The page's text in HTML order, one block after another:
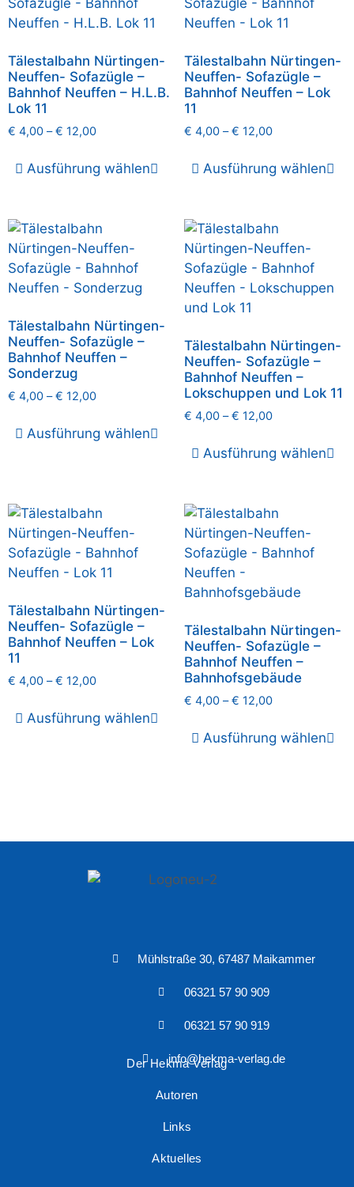
Tälestalbahn Nürtingen-
Neuffen- Sofazügle –
Bahnhof Neuffen – H.L.B.
Lok 11
€ 4,00 –€ 12,00
Ausführung wählen
Tälestalbahn Nürtingen-
Neuffen- Sofazügle –
Bahnhof Neuffen – Lok
11
€ 4,00–€ 12,00
Ausführung wählen
Tälestalbahn Nürtingen-
Neuffen- Sofazügle –
Bahnhof Neuffen –
Sonderzug
€ 4,00 –€ 12,00
Ausführung wählen
Tälestalbahn Nürtingen-
Neuffen- Sofazügle –
Bahnhof Neuffen –
Lokschuppen und Lok 11
€ 4,00–€ 12,00
Ausführung wählen
Tälestalbahn Nürtingen-
Neuffen- Sofazügle –
Bahnhof Neuffen – Lok
11
€ 4,00 –€ 12,00
Ausführung wählen
Tälestalbahn Nürtingen-
Neuffen- Sofazügle –
Bahnhof Neuffen –
Bahnhofsgebäude
€ 4,00–€ 12,00
Ausführung wählen
Mühlstraße 30, 67487 Maikammer
06321 57 90 909
06321 57 90 919
info@hekma-verlag.de
Der Hekma Verlag
Autoren
Links
Aktuelles